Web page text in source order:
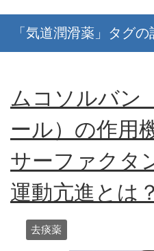
「気道潤滑薬」タグ
ムコソルバン
ール）の作用
サーファクタ
運動亢進とは？
去痰薬